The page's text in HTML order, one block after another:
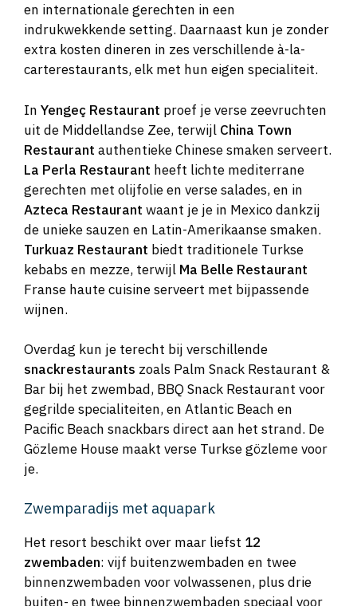
en internationale gerechten in een
indrukwekkende setting. Daarnaast kun je zonder
extra kosten dineren in zes verschillende à-la-
carterestaurants, elk met hun eigen specialiteit.
In Yengeç Restaurant proef je verse zeevruchten
uit de Middellandse Zee, terwijl China Town
Restaurant authentieke Chinese smaken serveert.
La Perla Restaurant heeft lichte mediterrane
gerechten met olijfolie en verse salades, en in
Azteca Restaurant waant je je in Mexico dankzij
de unieke sauzen en Latin-Amerikaanse smaken.
Turkuaz Restaurant biedt traditionele Turkse
kebabs en mezze, terwijl Ma Belle Restaurant
Franse haute cuisine serveert met bijpassende
wijnen.
Overdag kun je terecht bij verschillende
snackrestaurants zoals Palm Snack Restaurant &
Bar bij het zwembad, BBQ Snack Restaurant voor
gegrilde specialiteiten, en Atlantic Beach en
Pacific Beach snackbars direct aan het strand. De
Gözleme House maakt verse Turkse gözleme voor
je.
Zwemparadijs met aquapark
Het resort beschikt over maar liefst 12
zwembaden: vijf buitenzwembaden en twee
binnenzwembaden voor volwassenen, plus drie
buiten- en twee binnenzwembaden speciaal voor